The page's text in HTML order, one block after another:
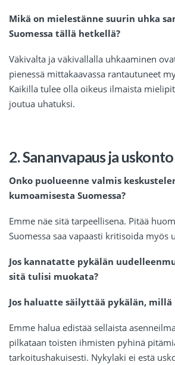
Mikä on mielestänne suurin uhka
Suomessa tällä hetkellä?
Väkivalta ja väkivallalla uhkaaminen
pienessä mittakaavassa rantautuneet
Kaikilla tulee olla oikeus ilmaista
joutua uhatuksi.
2. Sananvapaus ja uskonto
Onko puolueenne valmis
kumoamisesta Suomessa?
Emme näe sitä tarpeellisena. Pitää
Suomessa saa vapaasti kritisoida myös
Jos kannatatte pykälän
sitä tulisi muokata?
Jos haluatte säilyttää pykälän,
Emme halua edistää sellaista
pilkataan toisten ihmisten pyhinä
tarkoitushakuisesti. Nykylaki ei estä